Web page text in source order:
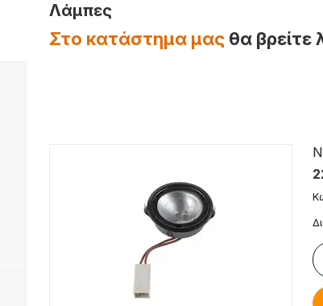
Λάμπες
Στο κατάστημα μαςθα βρείτε